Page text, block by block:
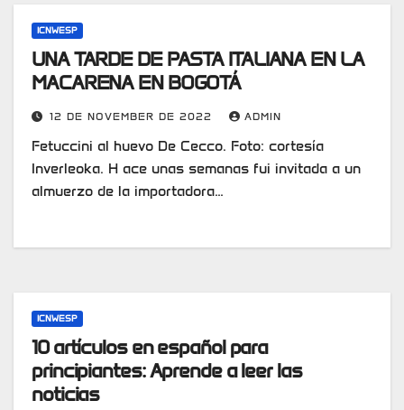
ICNWESP
UNA TARDE DE PASTA ITALIANA EN LA
MACARENA EN BOGOTÁ
12 DE NOVEMBER DE 2022 ADMIN
Fetuccini al huevo De Cecco. Foto: cortesía
Inverleoka. H ace unas semanas fui invitada a un
almuerzo de la importadora…
ICNWESP
10 artículos en español para
principiantes: Aprende a leer las
noticias